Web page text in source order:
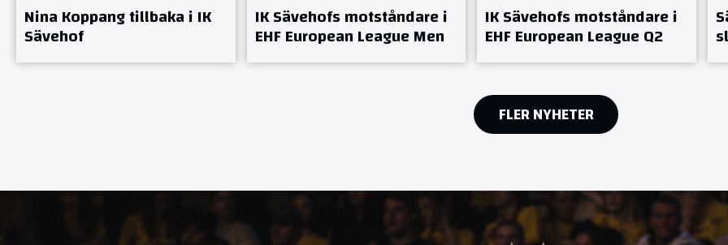
Nina Koppang tillbaka i IK
Sävehof
IK Sävehofs motståndare i
EHF European League Men
IK Sävehofs motståndare i
EHF European League Q2
FLER NYHETER